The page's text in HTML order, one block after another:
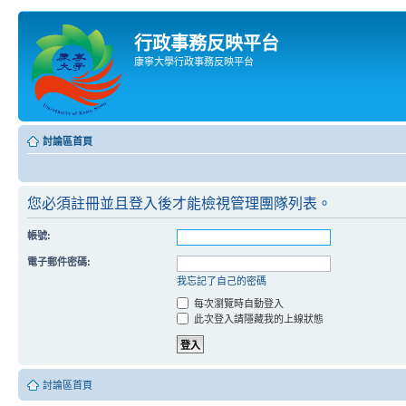
行政事務反映平台
康寧大學行政事務反映平台
討論區首頁
您必須註冊並且登入後才能檢視管理團隊列表。
帳號:
電子郵件密碼:
我忘記了自己的密碼
每次瀏覽時自動登入
此次登入請隱藏我的上線狀態
討論區首頁